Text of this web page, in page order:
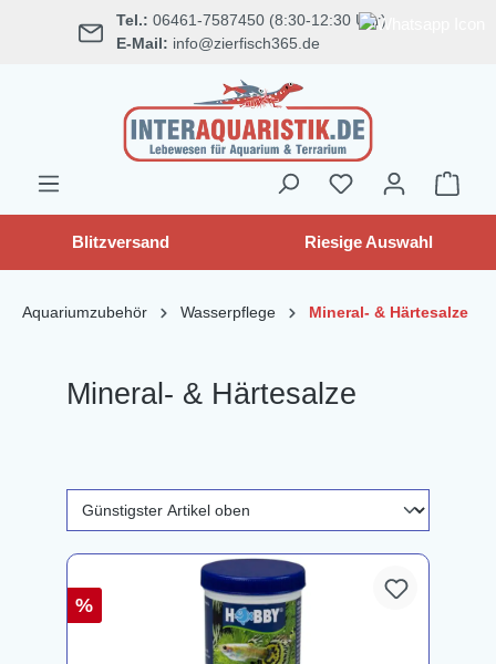
springen Tel.: 06461-7587450 (8:30-12:30 Uhr)
E-Mail: info@zierfisch365.de
Blitzversand Riesige Auswahl
Aquariumzubehör Wasserpflege Mineral- & Härtesalze
Mineral- & Härtesalze
%